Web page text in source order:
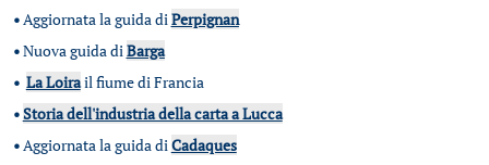
•Aggiornata la guida diPerpignan
•Nuova guida diBarga
• La Loirail fiume di Francia
•Storia dell'industria della carta a Lucca
•Aggiornata la guida diCadaques